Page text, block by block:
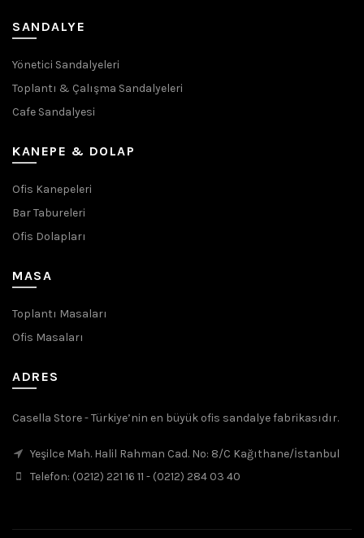
SANDALYE
Yönetici Sandalyeleri
Toplantı & Çalışma Sandalyeleri
Cafe Sandalyesi
KANEPE & DOLAP
Ofis Kanepeleri
Bar Tabureleri
Ofis Dolapları
MASA
Toplantı Masaları
Ofis Masaları
ADRES
Casella Store - Türkiye’nin en büyük ofis sandalye fabrikasıdır.
Yeşilce Mah. Halil Rahman Cad. No: 8/C Kağıthane/İstanbul
Telefon: (0212) 221 16 11 - (0212) 284 03 40